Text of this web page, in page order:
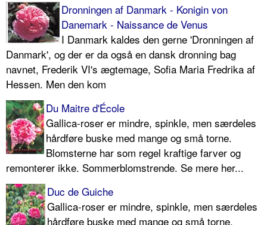
Dronningen af Danmark - Konigin von
Danemark - Naissance de Venus
I Danmark kaldes den gerne 'Dronnin­gen af
Danmark', og der er da også en dansk dronning bag
navnet, Frederik VI's ægtemage, Sofia Maria Fredrika af
Hessen. Men den kom
Du Maitre d'École
Gallica-roser er mindre, spinkle, men særdeles
hårdføre buske med mange og små torne.
Blomsterne har som regel kraftige farver og
remonterer ikke. Sommerblomstrende. Se mere her...
Duc de Guiche
Gallica-roser er mindre, spinkle, men særdeles
hårdføre buske med mange og små torne.